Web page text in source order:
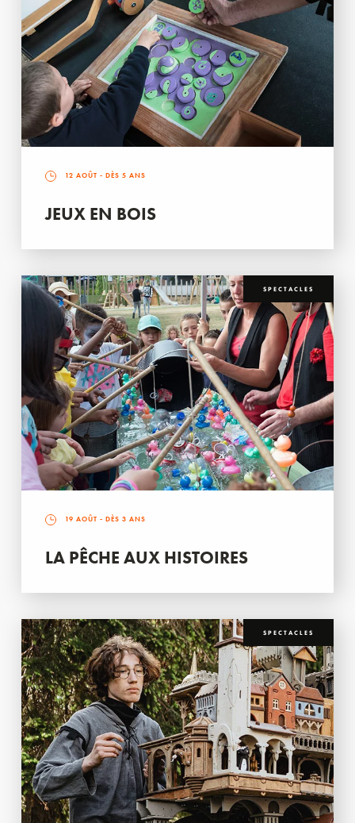
12 AOÛT - DÈS 5 ANS
JEUX EN BOIS
SPECTACLES
19 AOÛT - DÈS 3 ANS
LA PÊCHE AUX HISTOIRES
SPECTACLES